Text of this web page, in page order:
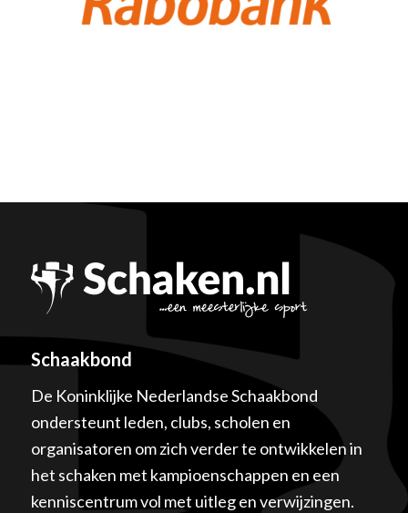
Schaakbond
De Koninklijke Nederlandse Schaakbond
ondersteunt leden, clubs, scholen en
organisatoren om zich verder te ontwikkelen in
het schaken met kampioenschappen en een
kenniscentrum vol met uitleg en verwijzingen.